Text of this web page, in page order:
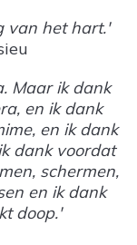
van het hart.'
Maar ik dank
en ik dank
en ik dank
dank voordat
schermen,
en ik dank
doop.'